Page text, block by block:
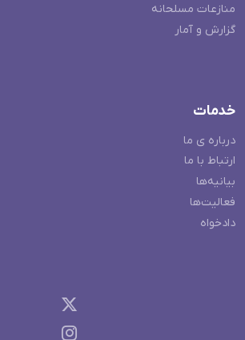
منازعات مسلحانه
گزارش و آمار
خدمات
درباره ی ما
ارتباط با ما
بیانیه‌ها
فعالیت‌ها
دادخواه